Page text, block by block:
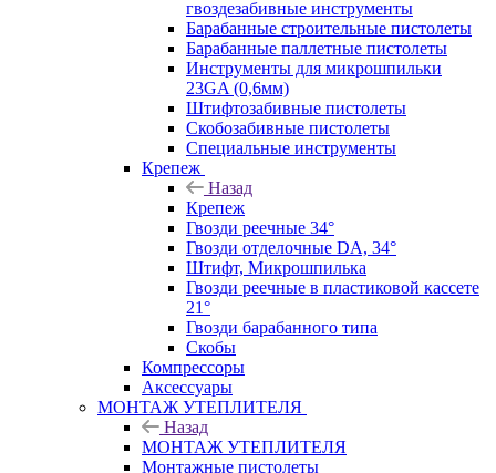
гвоздезабивные инструменты
Барабанные строительные пистолеты
Барабанные паллетные пистолеты
Инструменты для микрошпильки
23GA (0,6мм)
Штифтозабивные пистолеты
Скобозабивные пистолеты
Специальные инструменты
Крепеж
Назад
Крепеж
Гвозди реечные 34°
Гвозди отделочные DA, 34°
Штифт, Микрошпилька
Гвозди реечные в пластиковой кассете
21°
Гвозди барабанного типа
Скобы
Компрессоры
Аксессуары
МОНТАЖ УТЕПЛИТЕЛЯ
Назад
МОНТАЖ УТЕПЛИТЕЛЯ
Монтажные пистолеты